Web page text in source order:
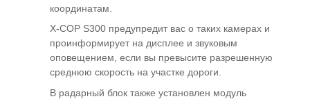
координатам.
X-COP S300 предупредит вас о таких камерах и
проинформирует на дисплее и звуковым
оповещением, если вы превысите разрешенную
среднюю скорость на участке дороги.
В радарный блок также установлен модуль